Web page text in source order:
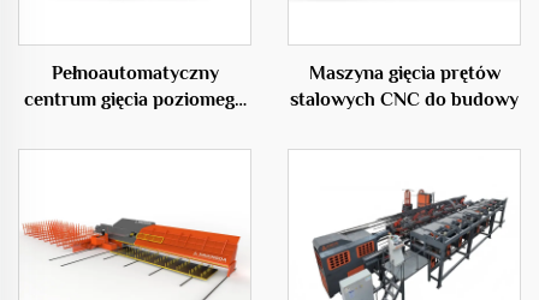
Pełnoautomatyczny
centrum gięcia poziomego
Maszyna gięcia prętów
stalowych CNC do budowy